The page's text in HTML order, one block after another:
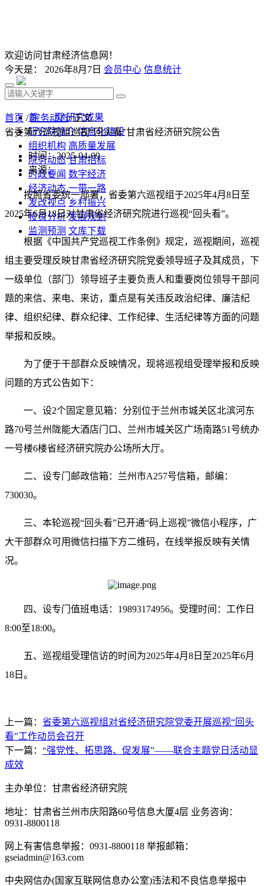
欢迎访问甘肃经济信息网！
今天是： 2026年8月7日 会员中心 信息统计
首 页 研究成果
研究院简介 信息化建设
组织机构 高质量发展
院务动态 甘肃招标
时政要闻 数字经济
经济动态 一带一路
发改视点 乡村振兴
投资分析 发展规划
监测预测 文库下载
首页 /院务动态/ 正文
省委第六巡视组巡视“回头看"甘肃省经济研究院公告
时间：2025-04-09
来源：
按照省委统一部署，省委第六巡视组于2025年4月8日至
2025年6月18日对甘肃省经济研究院进行巡视“回头看”。
根据《中国共产党巡视工作条例》规定，巡视期间，巡视
组主要受理反映甘肃省经济研究院党委领导班子及其成员，下
一级单位（部门）领导班子主要负责人和重要岗位领导干部问
题的来信、来电、来访，重点是有关违反政治纪律、廉洁纪
律、组织纪律、群众纪律、工作纪律、生活纪律等方面的问题
举报和反映。
为了便于干部群众反映情况，现将巡视组受理举报和反映
问题的方式公告如下：
一、设2个固定意见箱：分别位于兰州市城关区北滨河东
路70号兰州陇能大酒店门口、兰州市城关区广场南路51号统办
一号楼6楼省经济研究院办公场所大厅。
二、设专门邮政信箱：兰州市A257号信箱，邮编：
730030。
三、本轮巡视“回头看”已开通“码上巡视”微信小程序，广
大干部群众可用微信扫描下方二维码，在线举报反映有关情
况。
四、设专门值班电话：19893174956。受理时间：工作日
8:00至18:00。
五、巡视组受理信访的时间为2025年4月8日至2025年6月
18日。
上一篇： 省委第六巡视组对省经济研究院党委开展巡视“回头
看”工作动员会召开
下一篇： “强党性、拓思路、促发展”——联合主题党日活动显
成效
主办单位：甘肃省经济研究院
地址：甘肃省兰州市庆阳路60号信息大厦4层 业务咨询：
0931-8800118
网上有害信息举报：0931-8800118 举报邮箱：
gseiadmin@163.com
中央网信办(国家互联网信息办公室)违法和不良信息举报中